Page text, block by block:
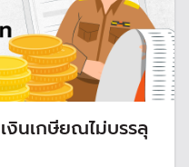
งินเกษียณไม่บรรลุ